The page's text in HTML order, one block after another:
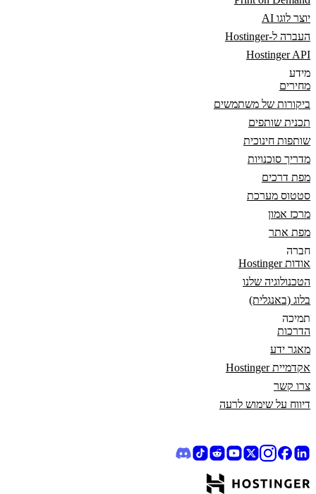
יוצר לוגו AI
העברה ל-Hostinger
Hostinger API
מידע
מחירים
ביקורות של משתמשים
תכנית שותפים
שותפות חינוכית
מדריך סוכנויות
מפת דרכים
סטטוס מערכת
מרכז אמון
מפת אתר
חברה
אודות Hostinger
הטכנולוגיה שלנו
בלוג (באנגלית)
תמיכה
הדרכות
מאגר ידע
אקדמיית Hostinger
צרו קשר
דיווח על שימוש לרעה